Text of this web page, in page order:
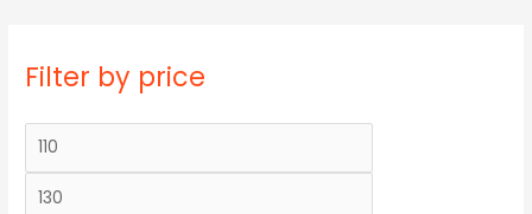
Filter by price
r
o
m
o